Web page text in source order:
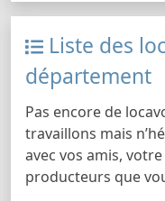
Liste des
département
Pas encore de
travaillons mais
avec vos amis,
producteurs que